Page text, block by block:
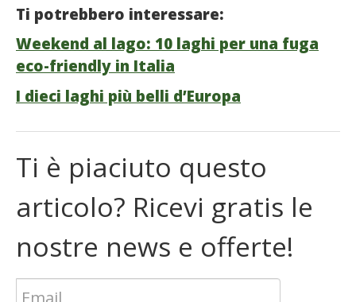
Ti potrebbero interessare:
Weekend al lago: 10 laghi per una fuga
eco-friendly in Italia
I dieci laghi più belli d’Europa
Ti è piaciuto questo
articolo? Ricevi gratis le
nostre news e offerte!